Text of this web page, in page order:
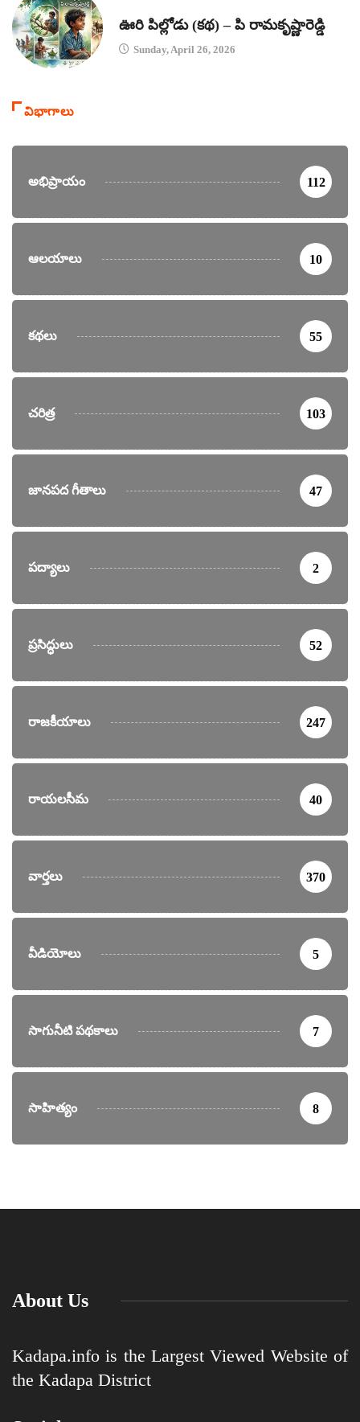
ఊరి పిల్లోడు (కథ) – పి రామకృష్ణారెడ్డి
Sunday, April 26, 2026
విభాగాలు
అభిప్రాయం 112
ఆలయాలు 10
కథలు 55
చరిత్ర 103
జానపద గీతాలు 47
పద్యాలు 2
ప్రసిద్ధులు 52
రాజకీయాలు 247
రాయలసీమ 40
వార్తలు 370
వీడియోలు 5
సాగునీటి పథకాలు 7
సాహిత్యం 8
About Us
Kadapa.info is the Largest Viewed Website of
the Kadapa District